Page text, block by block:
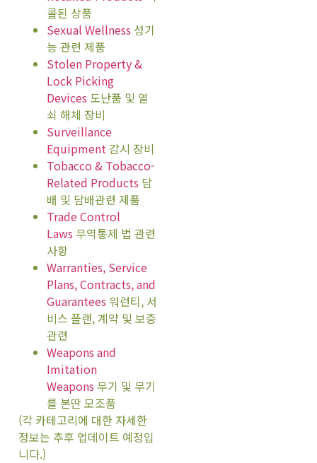
콜된 상품
Sexual Wellness 성기
능 관련 제품
Stolen Property &
Lock Picking
Devices 도난품 및 열
쇠 해체 장비
Surveillance
Equipment 감시 장비
Tobacco & Tobacco-
Related Products 담
배 및 담배관련 제품
Trade Control
Laws 무역통제 법 관련
사항
Warranties, Service
Plans, Contracts, and
Guarantees 워런티, 서
비스 플랜, 계약 및 보증
관련
Weapons and
Imitation
Weapons 무기 및 무기
를 본딴 모조품
(각 카테고리에 대한 자세한
정보는 추후 업데이트 예정입
니다.)